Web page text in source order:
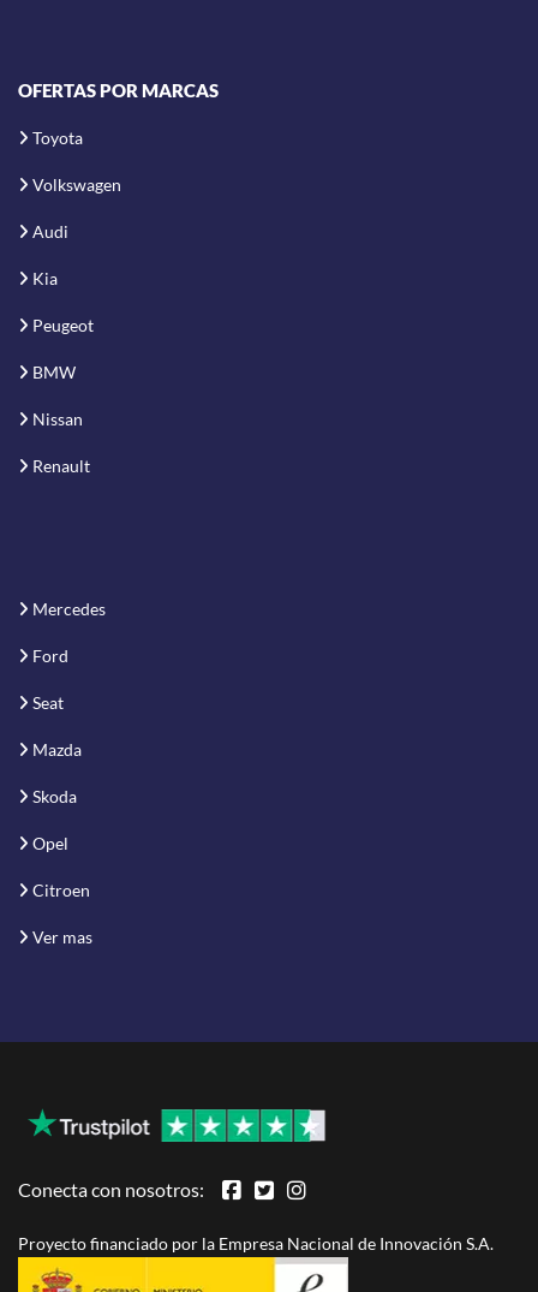
OFERTAS POR MARCAS
Toyota
Volkswagen
Audi
Kia
Peugeot
BMW
Nissan
Renault
Mercedes
Ford
Seat
Mazda
Skoda
Opel
Citroen
Ver mas
Conecta con nosotros:
Proyecto financiado por la Empresa Nacional de Innovación S.A.